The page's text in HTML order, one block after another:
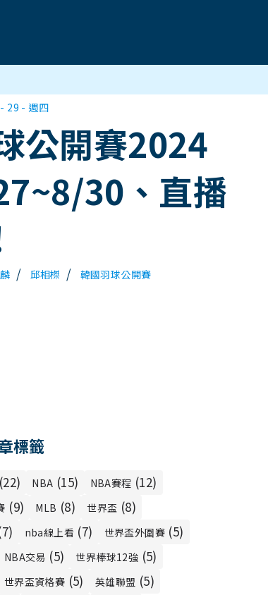
29 - 週四
公開賽2024
30、直播
/ 邱相榤 / 韓國羽球公開賽
標籤
(22) NBA (15) NBA賽程 (12)
(9) MLB (8) 世界盃 (8)
nba線上看(7) 世界盃外圍賽 (5)
NBA交易 (5) 世界棒球12強 (5)
世界盃資格賽 (5) 英雄聯盟 (5)